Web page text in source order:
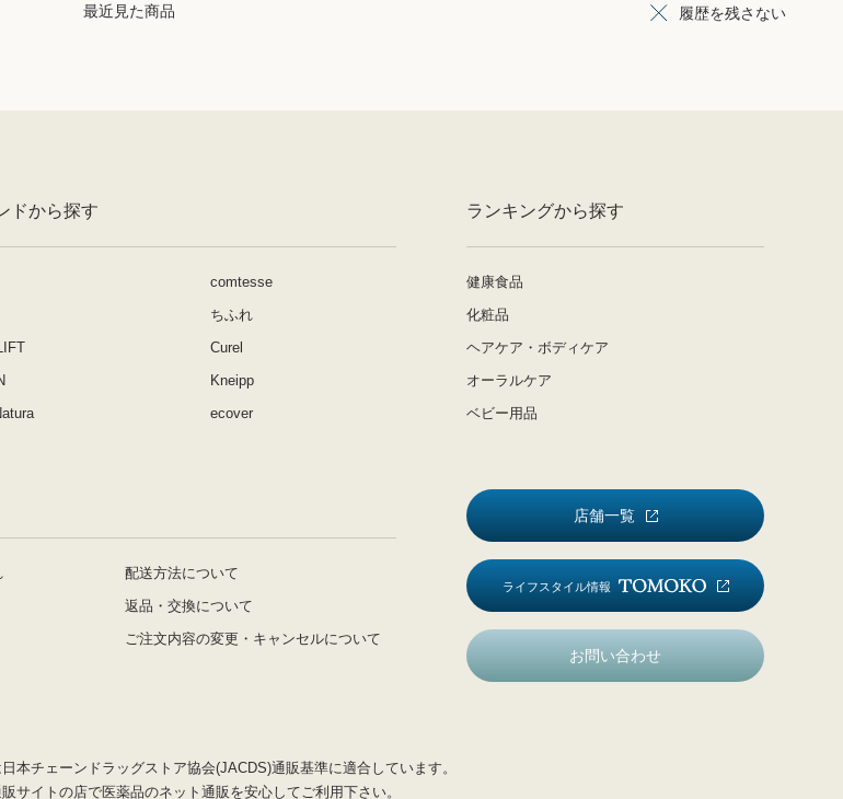
最近見た商品 履歴を残さない
ドから探す
comtesse
ちふれ
Curel
Kneipp
ecover
ランキングから探す
健康食品
化粧品
ヘアケア・ボディケア
オーラルケア
ベビー用品
配送方法について
返品・交換について
ご注文内容の変更・キャンセルについて
店舗一覧
ライフスタイル情報
お問い合わせ
本チェーンドラッグストア協会(JACDS)通販基準に適合しています。
サイトの店で医薬品のネット通販を安心してご利用下さい。